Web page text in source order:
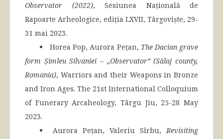
Observator (2022), Sesiunea Națională de
Rapoarte Arheologice, ediția LXVII, Târgoviște, 29-
31 mai 2023.
Horea Pop, Aurora Pețan, The Dacian grave
form Șimleu Silvaniei – „Observator” (Sălaj county,
Romania), Warriors and their Weapons in Bronze
and Iron Ages. The 21st International Colloquium
of Funerary Arcaheology, Târgu Jiu, 25-28 May
2023.
Aurora Pețan, Valeriu Sîrbu,Revisiting